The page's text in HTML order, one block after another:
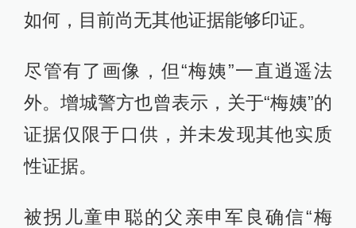
如何，目前尚无其他证据能够印证。
尽管有了画像，但“梅姨”一直逍遥法
外。增城警方也曾表示，关于“梅姨”的
证据仅限于口供，并未发现其他实质
性证据。
被拐儿童申聪的父亲申军良确信“梅